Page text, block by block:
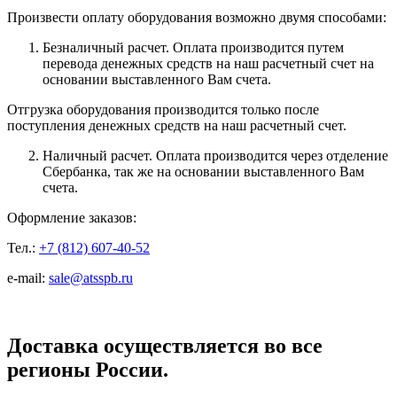
Произвести оплату оборудования возможно двумя способами:
Безналичный расчет. Оплата производится путем
перевода денежных средств на наш расчетный счет на
основании выставленного Вам счета.
Отгрузка оборудования производится только после
поступления денежных средств на наш расчетный счет.
Наличный расчет. Оплата производится через отделение
Сбербанка, так же на основании выставленного Вам
счета.
Оформление заказов:
Тел.: +7 (812) 607-40-52
e-mail: sale@atsspb.ru
Доставка осуществляется во все
регионы России.